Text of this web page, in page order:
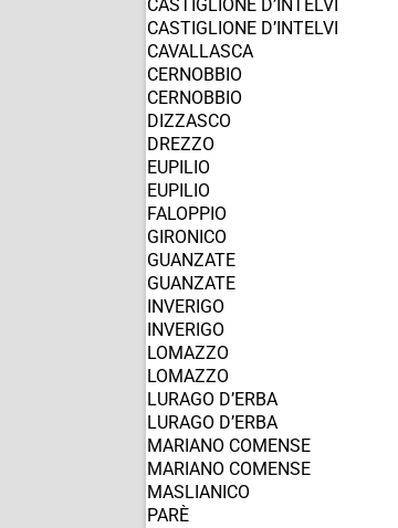
CASTIGLIONE D’INTELVI
CASTIGLIONE D’INTELVI
CAVALLASCA
CERNOBBIO
CERNOBBIO
DIZZASCO
DREZZO
EUPILIO
EUPILIO
FALOPPIO
GIRONICO
GUANZATE
GUANZATE
INVERIGO
INVERIGO
LOMAZZO
LOMAZZO
LURAGO D’ERBA
LURAGO D’ERBA
MARIANO COMENSE
MARIANO COMENSE
MASLIANICO
PARÈ